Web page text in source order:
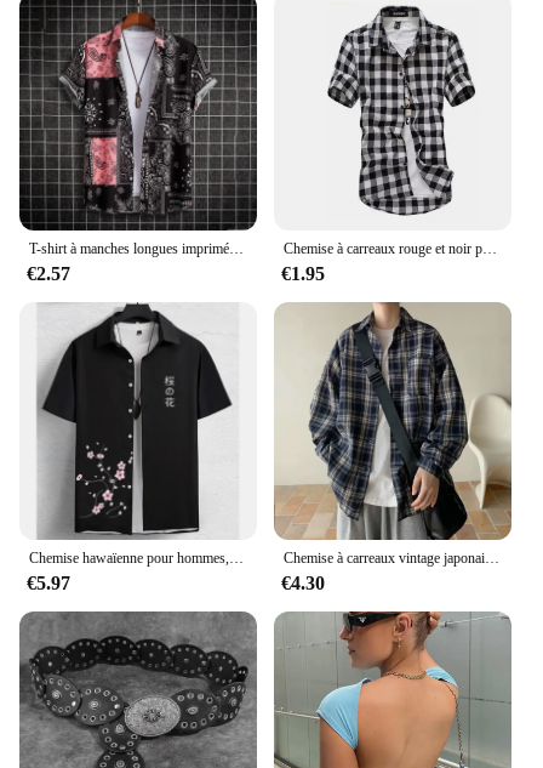
T-shirt à manches longues imprimé graffiti 3D pour hommes et enfants, chemises hawaïennes unisexes, chemisiers, streetwear, mode estivale
€2.57
Chemise à carreaux rouge et noir pour homme, à manches courtes, à la mode, nouvelle collection été 2024
€1.95
Chemise hawaïenne pour hommes, impression de fleurs et de texte 3D, sweat-shirt de fête de plage, chemise et chemisier de haute qualité, vêtements pour hommes
€5.97
Chemise à carreaux vintage japonaise pour hommes, manches longues, nouveau modèle, adt-fit, décontracté, haut de gamme, drapeau, veste pour hommes, printemps, automne
€4.30